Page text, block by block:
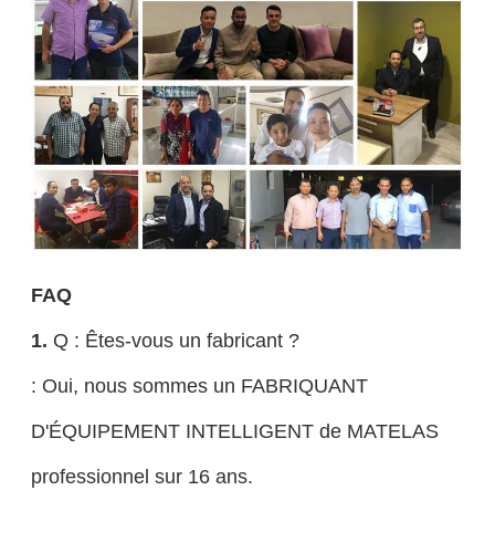
FAQ
1. Q : Êtes-vous un fabricant ?
: Oui, nous sommes un FABRIQUANT
D'ÉQUIPEMENT INTELLIGENT de MATELAS
professionnel sur 16 ans.